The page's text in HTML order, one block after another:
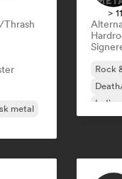
Thrash
metal
>
Rock
Indie-